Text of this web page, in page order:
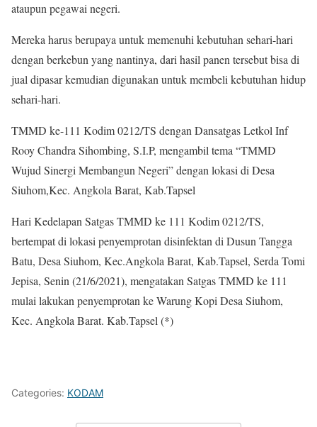
ataupun pegawai negeri.
Mereka harus berupaya untuk memenuhi kebutuhan sehari-hari
dengan berkebun yang nantinya, dari hasil panen tersebut bisa di
jual dipasar kemudian digunakan untuk membeli kebutuhan hidup
sehari-hari.
TMMD ke-111 Kodim 0212/TS dengan Dansatgas Letkol Inf
Rooy Chandra Sihombing, S.I.P, mengambil tema “TMMD
Wujud Sinergi Membangun Negeri” dengan lokasi di Desa
Siuhom,Kec. Angkola Barat, Kab.Tapsel
Hari Kedelapan Satgas TMMD ke 111 Kodim 0212/TS,
bertempat di lokasi penyemprotan disinfektan di Dusun Tangga
Batu, Desa Siuhom, Kec.Angkola Barat, Kab.Tapsel, Serda Tomi
Jepisa, Senin (21/6/2021), mengatakan Satgas TMMD ke 111
mulai lakukan penyemprotan ke Warung Kopi Desa Siuhom,
Kec. Angkola Barat. Kab.Tapsel (*)
Categories: KODAM